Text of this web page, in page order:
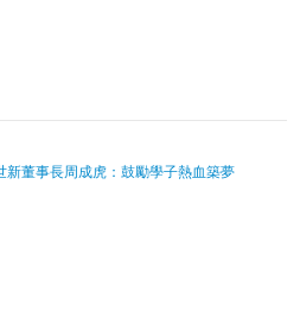
新董事長周成虎：鼓勵學子熱血築夢